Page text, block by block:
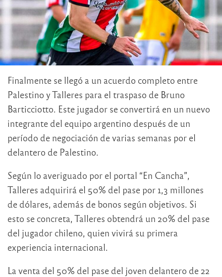
Finalmente se llegó a un acuerdo completo entre
Palestino y Talleres para el traspaso de Bruno
Barticciotto. Este jugador se convertirá en un nuevo
integrante del equipo argentino después de un
período de negociación de varias semanas por el
delantero de Palestino.
Según lo averiguado por el portal “En Cancha”,
Talleres adquirirá el 50% del pase por 1,3 millones
de dólares, además de bonos según objetivos. Si
esto se concreta, Talleres obtendrá un 20% del pase
del jugador chileno, quien vivirá su primera
experiencia internacional.
La venta del 50% del pase del joven delantero de 22